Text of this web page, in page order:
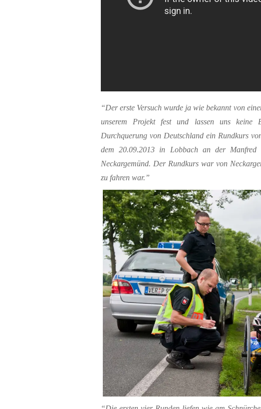
“Der erste Versuch wurde ja wie bekannt von
unserem Projekt fest und lassen uns keine
Durchquerung von Deutschland ein Rundkurs
dem 20.09.2013 in Lobbach an der
Neckargemünd. Der Rundkurs war von
zu fahren war.”